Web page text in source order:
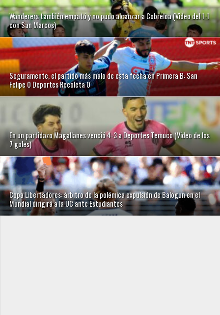
Wanderers también empató y no pudo alcanzar a Cobreloa (Video del 1-1
con San Marcos)
Seguramente, el partido más malo de esta fecha en Primera B: San
Felipe 0 Deportes Recoleta 0
En un partidazo Magallanes venció 4-3 a Deportes Temuco (Video de los
7 goles)
Copa Libertadores: árbitro de la polémica expulsión de Balogun en el
Mundial dirigirá a la UC ante Estudiantes